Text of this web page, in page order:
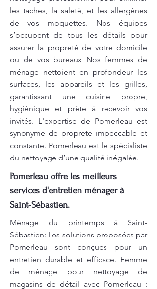
les taches, la saleté, et les allergènes
de vos moquettes. Nos équipes
s’occupent de tous les détails pour
assurer la propreté de votre domicile
ou de vos bureaux Nos femmes de
ménage nettoient en profondeur les
surfaces, les appareils et les grilles,
garantissant une cuisine propre,
hygiénique et prête à recevoir vos
invités. L'expertise de Pomerleau est
synonyme de propreté impeccable et
constante. Pomerleau est le spécialiste
du nettoyage d’une qualité inégalée.
Pomerleau offre les meilleurs
services d'entretien ménager à
Saint-Sébastien.
Ménage du printemps à Saint-
Sébastien: Les solutions proposées par
Pomerleau sont conçues pour un
entretien durable et efficace. Femme
de ménage pour nettoyage de
magasins de détail avec Pomerleau :